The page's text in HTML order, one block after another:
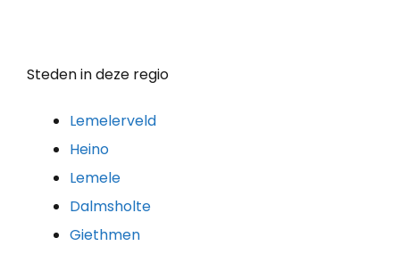
Steden in deze regio
Lemelerveld
Heino
Lemele
Dalmsholte
Giethmen